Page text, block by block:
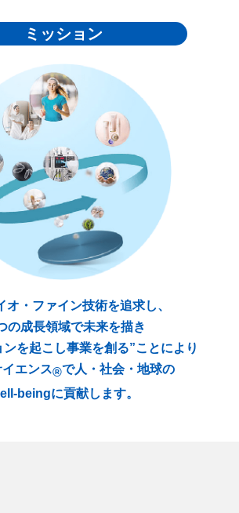
ミッション
オ・ファイン技術を追求し、
の成長領域で未来を描き
を起こし事業を創る”ことにより
エンス®で人・社会・地球の
beingに貢献します。